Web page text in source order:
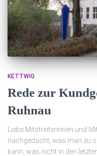
KETTWIG
Rede zur
Ruhnau
Liebe Mitstreiterinnen und
nachgedacht, was man zu
kann, was nicht in den